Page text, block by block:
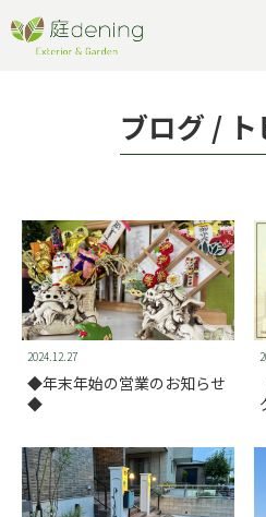
Skip
to
ブログ /
2024.12.27
◆年末年始の営業のお知らせ
◆